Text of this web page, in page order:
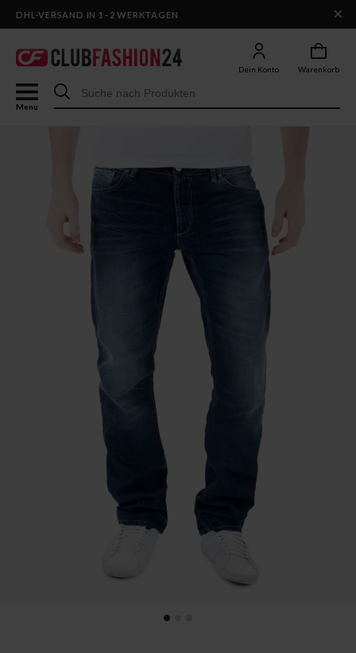
Dein Konto Warenkorb
Menu
DHL-VERSAND IN 1–2 WERKTAGEN ×